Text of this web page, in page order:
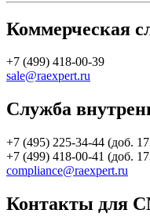
Коммерческая
+7 (499) 418-00-39
sale@raexpert.ru
Служба
+7 (495) 225-34-44 (доб.
+7 (499) 418-00-41 (доб.
compliance@raexpert.ru
Контакты для